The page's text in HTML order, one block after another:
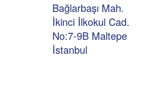
Bağlarbaşı Mah.
İkinci İlkokul Cad.
No:7-9B Maltepe
İstanbul